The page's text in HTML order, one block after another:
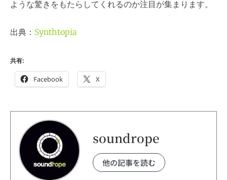
ような驚きをもたらしてくれるのか注目が集まります。
出典： Synthtopia
共有:
Facebook X
soundrope
他の記事を読む